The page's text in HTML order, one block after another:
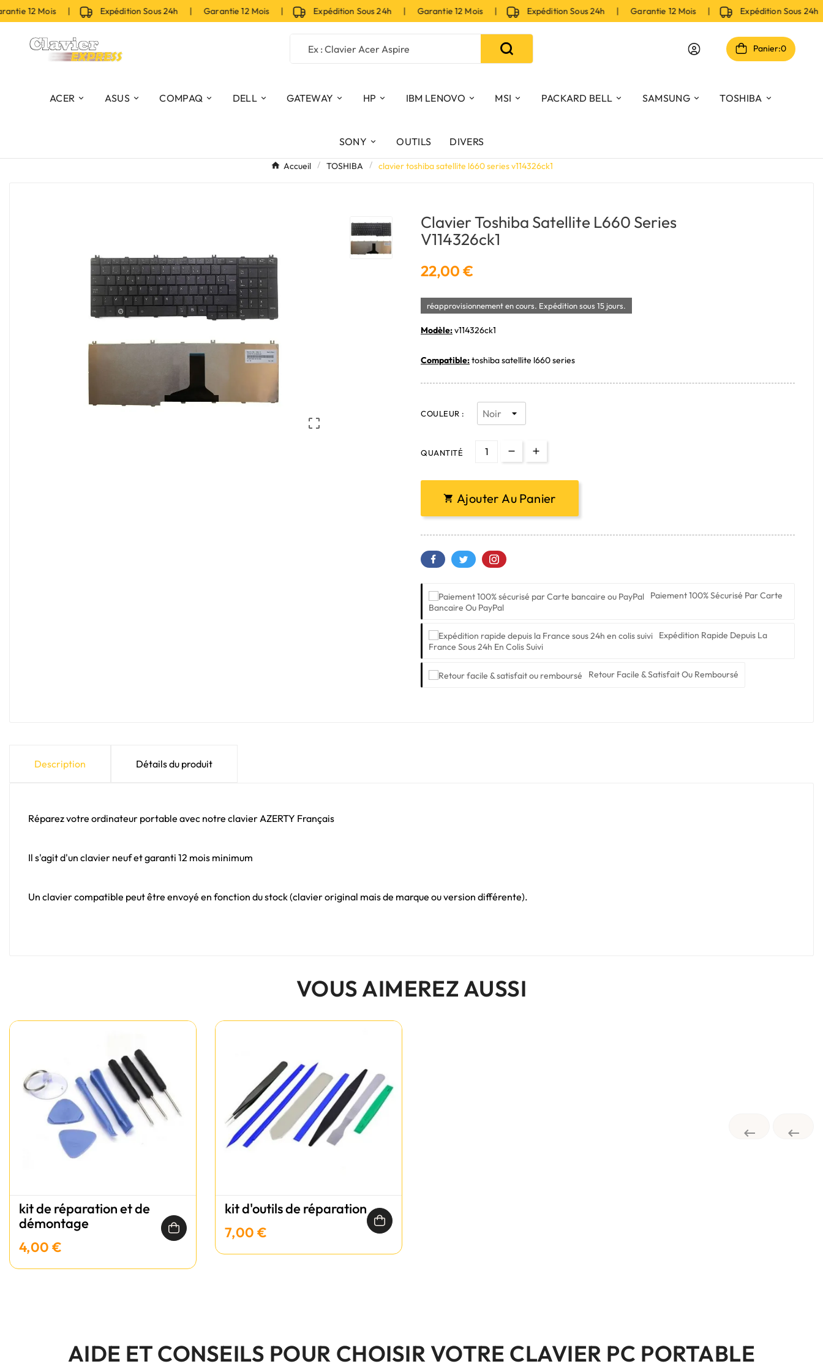
12 Mois | Expédition Sous 24h | Garantie 12 Mois | Expédition Sous 24h | Garantie 12 Mois | Expédition Sous 24h | Garantie 12 Mois | Expédition Sous
Panier:0
ACER ASUS COMPAQ DELL GATEWAY HP IBM LENOVO MSI PACKARD BELL SAMSUNG TOSHIBA
SONY OUTILS DIVERS
Accueil TOSHIBA clavier toshiba satellite l660 series v114326ck1

Clavier Toshiba Satellite L660 Series
V114326ck1
22,00 €
réapprovisionnement en cours. Expédition sous 15 jours.
Modèle:v114326ck1
Compatible:toshiba satellite l660 series
COULEUR :
QUANTITÉ
 Ajouter Au Panier
Paiement 100% Sécurisé Par Carte
Bancaire Ou PayPal
Expédition Rapide Depuis La
France Sous 24h En Colis Suivi
Retour Facile & Satisfait Ou Remboursé
Description Détails du produit
Réparez votre ordinateur portable avec notre clavier AZERTY Français
Il s'agit d'un clavier neuf et garanti 12 mois minimum
Un clavier compatible peut être envoyé en fonction du stock (clavier original mais de marque ou version différente).
VOUS AIMEREZ AUSSI
 
kit de réparation et de
démontage
4,00 €
kit d'outils de réparation
7,00 €
AIDE ET CONSEILS POUR CHOISIR VOTRE CLAVIER PC PORTABLE